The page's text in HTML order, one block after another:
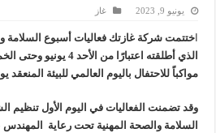
يونيو 9, 2023 غاز
اختتمت شركة غازتك فعاليات أسبوع السلامة
مواكباً للاحتفال باليوم العالمي للبيئة المنعقد يوم
وقد تضمنت الفعاليات في اليوم الأول تنظيم
السلامة والصحة المهنية تحت رعاية